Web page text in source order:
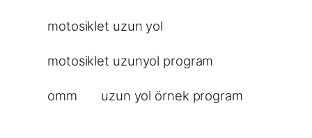
motosiklet uzun yol
motosiklet uzunyol program
omm uzun yol örnek program